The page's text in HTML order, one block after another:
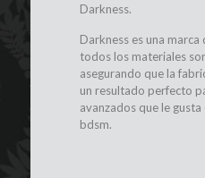
Darkness.
Darkness es una marca
todos los materiales
asegurando que la
un resultado perfecto
avanzados que le
bdsm.